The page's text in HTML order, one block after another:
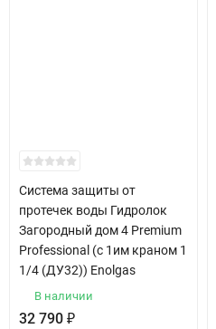
Система защиты от
протечек воды Гидролок
Загородный дом 4 Premium
Professional (с 1им краном 1
1/4 (ДУ32)) Enolgas
В наличии
32 790 ₽